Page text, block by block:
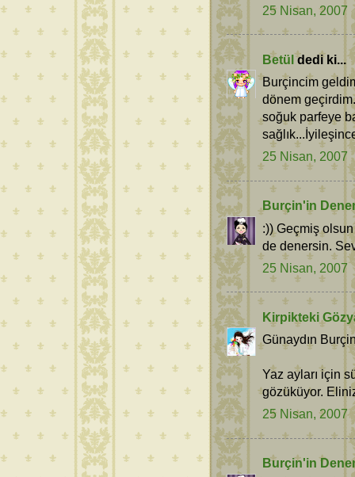
25 Nisan, 2007
Betüldedi ki...
Burçincim
dönem
soğuk parfeye
25 Nisan, 2007
Burçin'in
:)) Geçmiş
de denersin.
25 Nisan, 2007
Kirpikteki
Günaydın
Yaz ayları için
gözüküyor.
25 Nisan, 2007
Burçin'in